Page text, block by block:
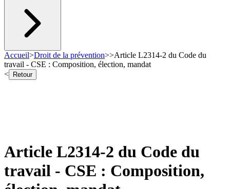
Accueil>Droit de la prévention>>Article L2314-2 du Code du
travail - CSE : Composition, élection, mandat
<
Retour
Article L2314-2 du Code du
travail - CSE : Composition,